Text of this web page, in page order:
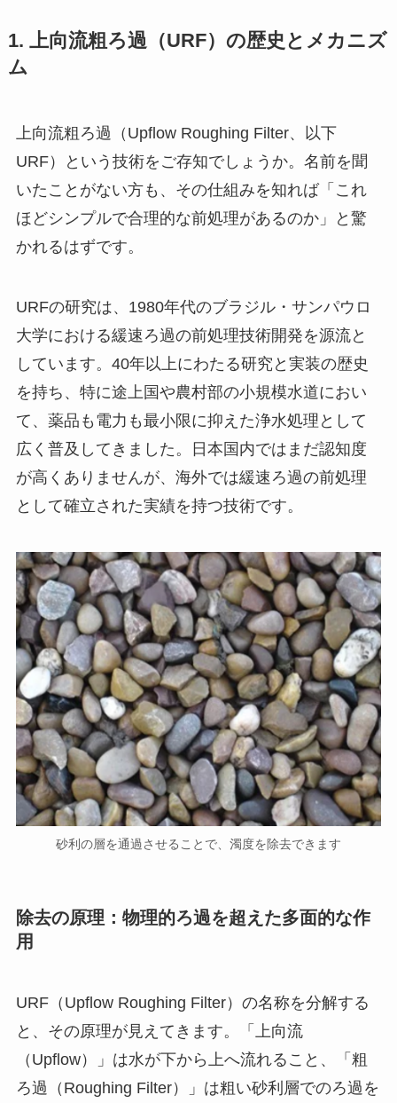
1. 上向流粗ろ過（URF）の歴史とメカニズ
ム
上向流粗ろ過（Upflow Roughing Filter、以下
URF）という技術をご存知でしょうか。名前を聞
いたことがない方も、その仕組みを知れば「これ
ほどシンプルで合理的な前処理があるのか」と驚
かれるはずです。
URFの研究は、1980年代のブラジル・サンパウロ
大学における緩速ろ過の前処理技術開発を源流と
しています。40年以上にわたる研究と実装の歴史
を持ち、特に途上国や農村部の小規模水道におい
て、薬品も電力も最小限に抑えた浄水処理として
広く普及してきました。日本国内ではまだ認知度
が高くありませんが、海外では緩速ろ過の前処理
として確立された実績を持つ技術です。
砂利の層を通過させることで、濁度を除去できます
除去の原理：物理的ろ過を超えた多面的な作
用
URF（Upflow Roughing Filter）の名称を分解する
と、その原理が見えてきます。「上向流
（Upflow）」は水が下から上へ流れること、「粗
ろ過（Roughing Filter）」は粗い砂利層でのろ過を